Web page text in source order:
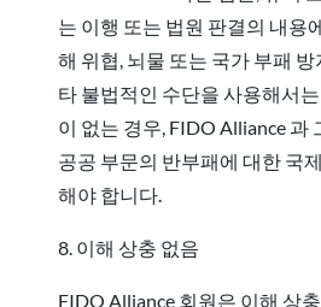
는 이행 또는 법원 판결의 내용
해 위협, 뇌물 또는 국가 부패
타 불법적인 수단을 사용해서
이 없는 경우, FIDO Alliance 과
공공 부문의 반부패에 대한 국
해야 합니다.
8. 이해 상충 없음
FIDO Alliance 회원은 이해 상